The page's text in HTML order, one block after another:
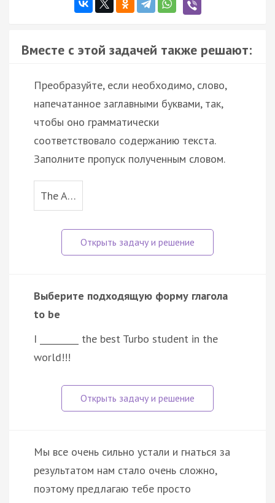
Вместе с этой задачей также решают:
Преобразуйте, если необходимо, слово,
напечатанное заглавными буквами, так,
чтобы оно грамматически
соответствовало содержанию текста.
Заполните пропуск полученным словом.
The A…
Выберите подходящую форму глагола
to be
I _________ the best Turbo student in the
world!!!
Мы все очень сильно устали и гнаться за
результатом нам стало очень сложно,
поэтому предлагаю тебе просто